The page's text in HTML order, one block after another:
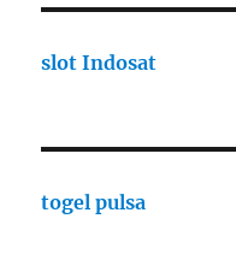
slot Indosat
togel pulsa